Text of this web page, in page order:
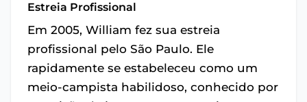
Estreia Profissional
Em 2005, William fez sua estreia
profissional pelo São Paulo. Ele
rapidamente se estabeleceu como um
meio-campista habilidoso, conhecido por